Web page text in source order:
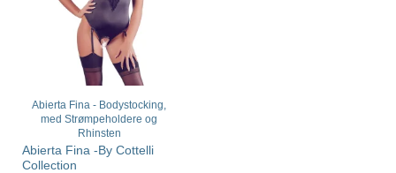
Abierta Fina - Bodystocking,
med Strømpeholdere og
Rhinsten
Abierta Fina -By Cottelli
Collection